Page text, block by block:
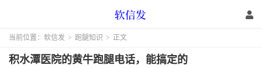
当前位置： 软信发 > 跑腿知识 > 正文
积水潭医院的黄牛跑腿电话，能搞定的